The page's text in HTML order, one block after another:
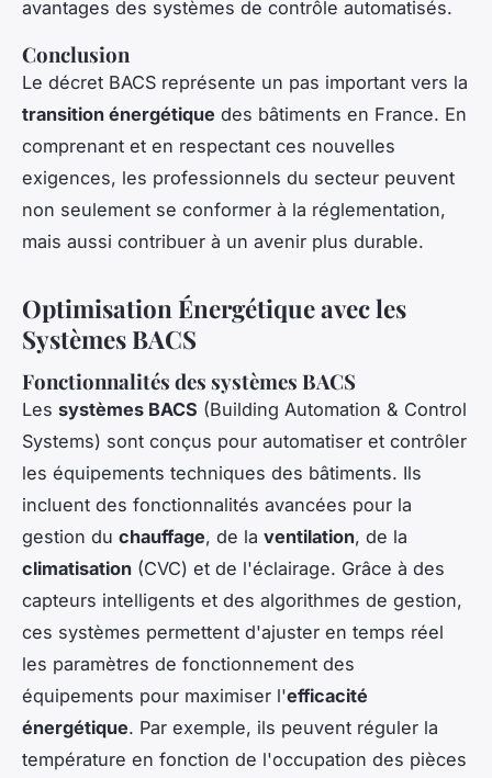
avantages des systèmes de contrôle automatisés.
Conclusion
Le décret BACS représente un pas important vers la
transition énergétique des bâtiments en France. En
comprenant et en respectant ces nouvelles
exigences, les professionnels du secteur peuvent
non seulement se conformer à la réglementation,
mais aussi contribuer à un avenir plus durable.
Optimisation Énergétique avec les
Systèmes BACS
Fonctionnalités des systèmes BACS
Les systèmes BACS (Building Automation & Control
Systems) sont conçus pour automatiser et contrôler
les équipements techniques des bâtiments. Ils
incluent des fonctionnalités avancées pour la
gestion du chauffage, de la ventilation, de la
climatisation (CVC) et de l'éclairage. Grâce à des
capteurs intelligents et des algorithmes de gestion,
ces systèmes permettent d'ajuster en temps réel
les paramètres de fonctionnement des
équipements pour maximiser l'efficacité
énergétique. Par exemple, ils peuvent réguler la
température en fonction de l'occupation des pièces